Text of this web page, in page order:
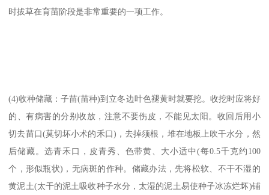
时拔草在育苗阶段是非常重要的一项工作。
(4)收种储藏：子苗(苗种)到立冬边叶色褪黄时就要挖。收挖时应将好
的、有病害的分别收放，注意不要伤皮，不能见太阳。收回后用小
切去苗口(莫切坏小术的禾口)，去掉须根，堆在地板上吹干水分，然
后储藏。选青禾口，皮青秀、色带黄、大小适中(每0.5千克约100
个，形似瓶状)，无病斑的作种。储藏办法，先将松软、不干不湿的
黄泥土(太干的泥土吸收种子水分，太湿的泥土易使种子冰冻烂坏)铺